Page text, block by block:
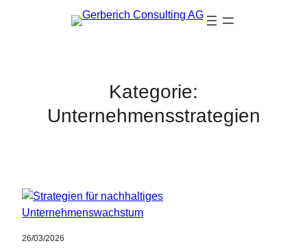
Kategorie:
Unternehmensstrategien
26/03/2026